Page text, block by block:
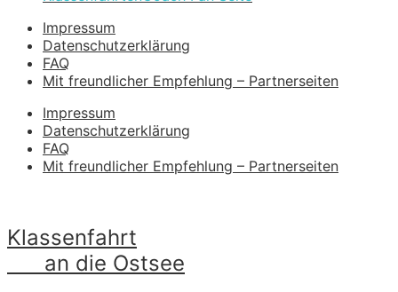
Impressum
Datenschutzerklärung
FAQ
Mit freundlicher Empfehlung – Partnerseiten
Impressum
Datenschutzerklärung
FAQ
Mit freundlicher Empfehlung – Partnerseiten
Klassenfahrt
an die Ostsee